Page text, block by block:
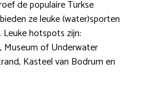
de populaire Turkse
ze leuke (water)sporten
hotspots zijn:
Museum of Underwater
Kasteel van Bodrum en